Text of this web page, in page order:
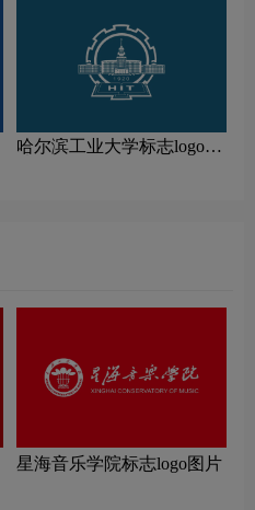
哈尔滨工业大学标志logo图
星海音乐学院标志logo图片